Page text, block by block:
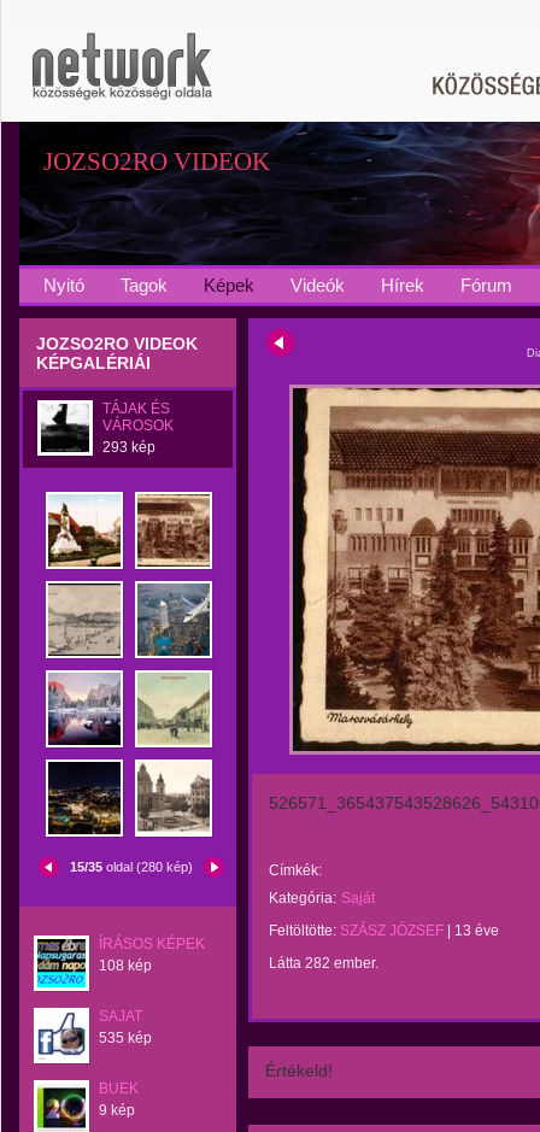
JOZSO2RO VIDEOK
Nyitó Tagok Képek Videók Hírek Fórum
JOZSO2RO VIDEOK
KÉPGALÉRIÁI
TÁJAK ÉS
VÁROSOK
293 kép
15/35 oldal (280 kép)
ÍRÁSOS KÉPEK
108 kép
SAJAT
535 kép
BUEK
9 kép
Címkék:
Kategória: Saját
Feltöltötte: SZÁSZ JÓZSEF
13 éve
Látta 282 ember.
Értékeld!